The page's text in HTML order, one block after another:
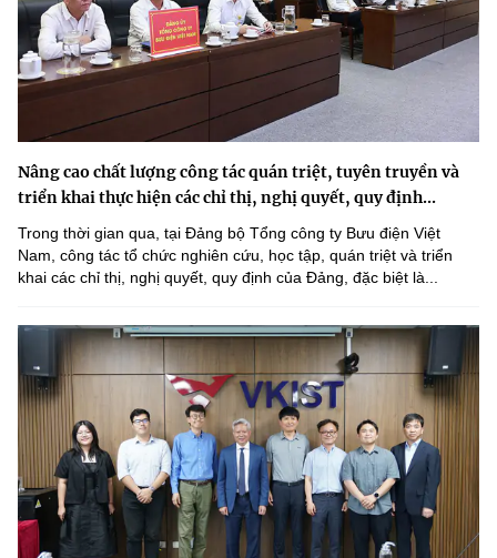
Nâng cao chất lượng công tác quán triệt, tuyên truyền và
triển khai thực hiện các chỉ thị, nghị quyết, quy định...
Trong thời gian qua, tại Đảng bộ Tổng công ty Bưu điện Việt
Nam, công tác tổ chức nghiên cứu, học tập, quán triệt và triển
khai các chỉ thị, nghị quyết, quy định của Đảng, đặc biệt là...